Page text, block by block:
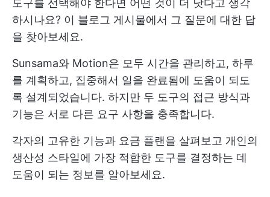
도구를 선택해야 한다면 어떤 것이 더 낫다고 생각
하시나요? 이 블로그 게시물에서 그 질문에 대한 답
을 찾아보세요.
Sunsama와 Motion은 모두 시간을 관리하고, 하루
를 계획하고, 집중해서 일을 완료됨에 도움이 되도
록 설계되었습니다. 하지만 두 도구의 접근 방식과
기능은 서로 다른 요구 사항을 충족합니다.
각자의 고유한 기능과 요금 플랜을 살펴보고 개인의
생산성 스타일에 가장 적합한 도구를 결정하는 데
도움이 되는 정보를 알아보세요.